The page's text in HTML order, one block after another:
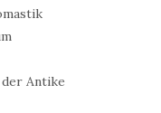
Antike